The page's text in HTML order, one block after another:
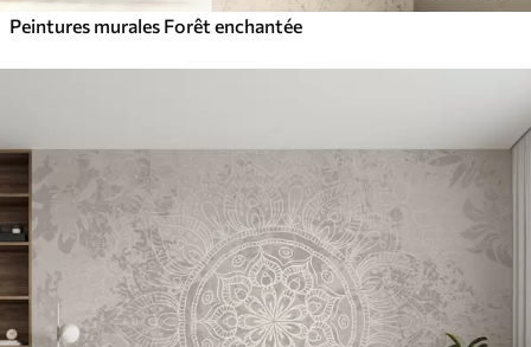
Peintures murales Forêt enchantée